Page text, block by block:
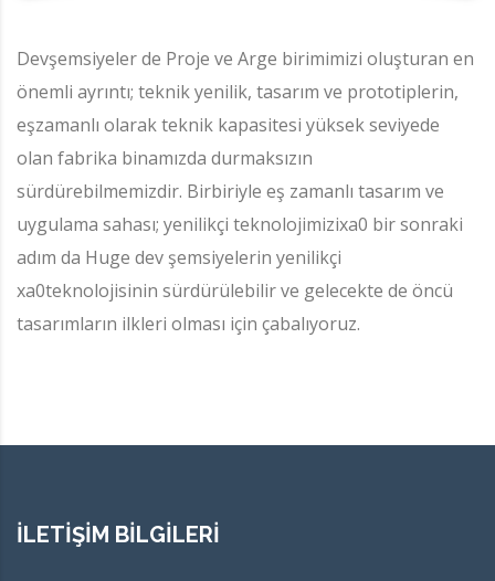
Devşemsiyeler de Proje ve Arge birimimizi oluşturan en
önemli ayrıntı; teknik yenilik, tasarım ve prototiplerin,
eşzamanlı olarak teknik kapasitesi yüksek seviyede
olan fabrika binamızda durmaksızın
sürdürebilmemizdir. Birbiriyle eş zamanlı tasarım ve
uygulama sahası; yenilikçi teknolojimizixa0 bir sonraki
adım da Huge dev şemsiyelerin yenilikçi
xa0teknolojisinin sürdürülebilir ve gelecekte de öncü
tasarımların ilkleri olması için çabalıyoruz.
İLETİŞİM BİLGİLERİ